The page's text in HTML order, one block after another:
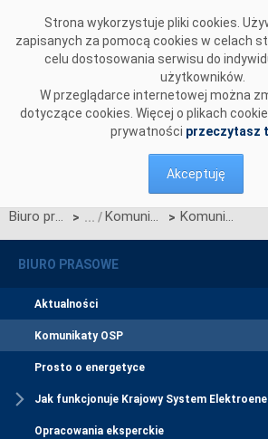
Strona wykorzystuje pliki cookies.
zapisanych za pomocą cookies w celach
celu dostosowania serwisu do
użytkowników.
W przeglądarce internetowej można
dotyczące cookies. Więcej o plikach
prywatności przeczytasz
Akceptuję
Biuro prasowe > Komunikaty OSP > Komunikat Operatora Systemu Przesyłowego w sprawie wystąpienia do Prezesa URE o zatwierdzenie zmian Instrukcji Ruchu i Eksploatacji Sieci Przesyłowej (IRiESP) wynikających z Kart aktualizacji nr: CK/14/2021 IRiESP - Korzystanie i CB/30/2021 IRiESP - Bilansowanie
BIURO PRASOWE
Aktualności
Komunikaty OSP
Prosto o energetyce
Jak funkcjonuje Krajowy System
Opracowania eksperckie